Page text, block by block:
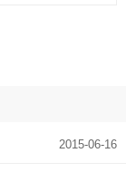
2015-06-16